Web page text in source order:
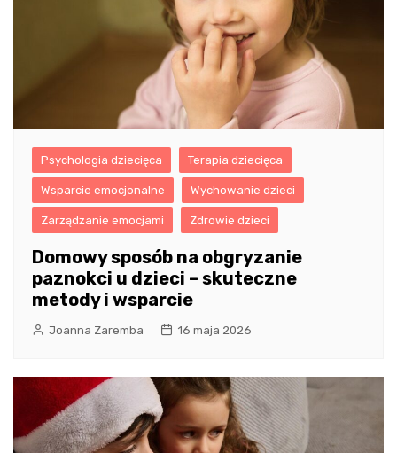
Psychologia dziecięca Terapia dziecięca
Wsparcie emocjonalne Wychowanie dzieci
Zarządzanie emocjami Zdrowie dzieci
Domowy sposób na obgryzanie
paznokci u dzieci – skuteczne
metody i wsparcie
Joanna Zaremba 16 maja 2026